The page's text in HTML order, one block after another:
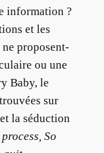
information ?
et les
proposent-
ou une
Baby, le
sur
la séduction
So